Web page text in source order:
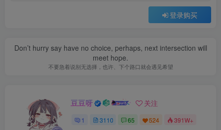
登录购买
Don’t hurry say have no choice, perhaps, next intersection will
meet hope.
不要急着说别无选择，也许、下个路口就会遇见希望
豆豆呀 关注
1 3110 65 524 391W+